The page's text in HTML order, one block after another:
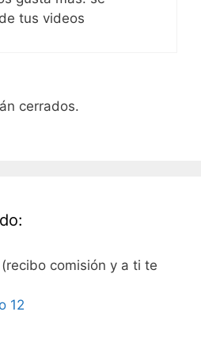
tus videos
cerrados.
comisión y a ti te
12